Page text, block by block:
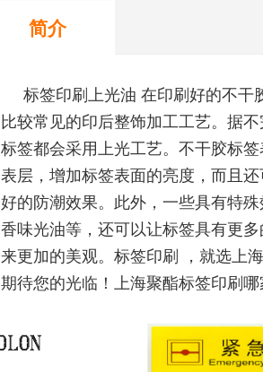
简介
标签印刷上光油 在印刷好的不干
比较常见的印后整饰加工工艺。据
标签都会采用上光工艺。不干胶标
表层，增加标签表面的亮度，而且
好的防潮效果。此外，一些具有特
香味光油等，还可以让标签具有更
来更加的美观。标签印刷 ，就选上
期待您的光临！上海聚酯标签印刷哪